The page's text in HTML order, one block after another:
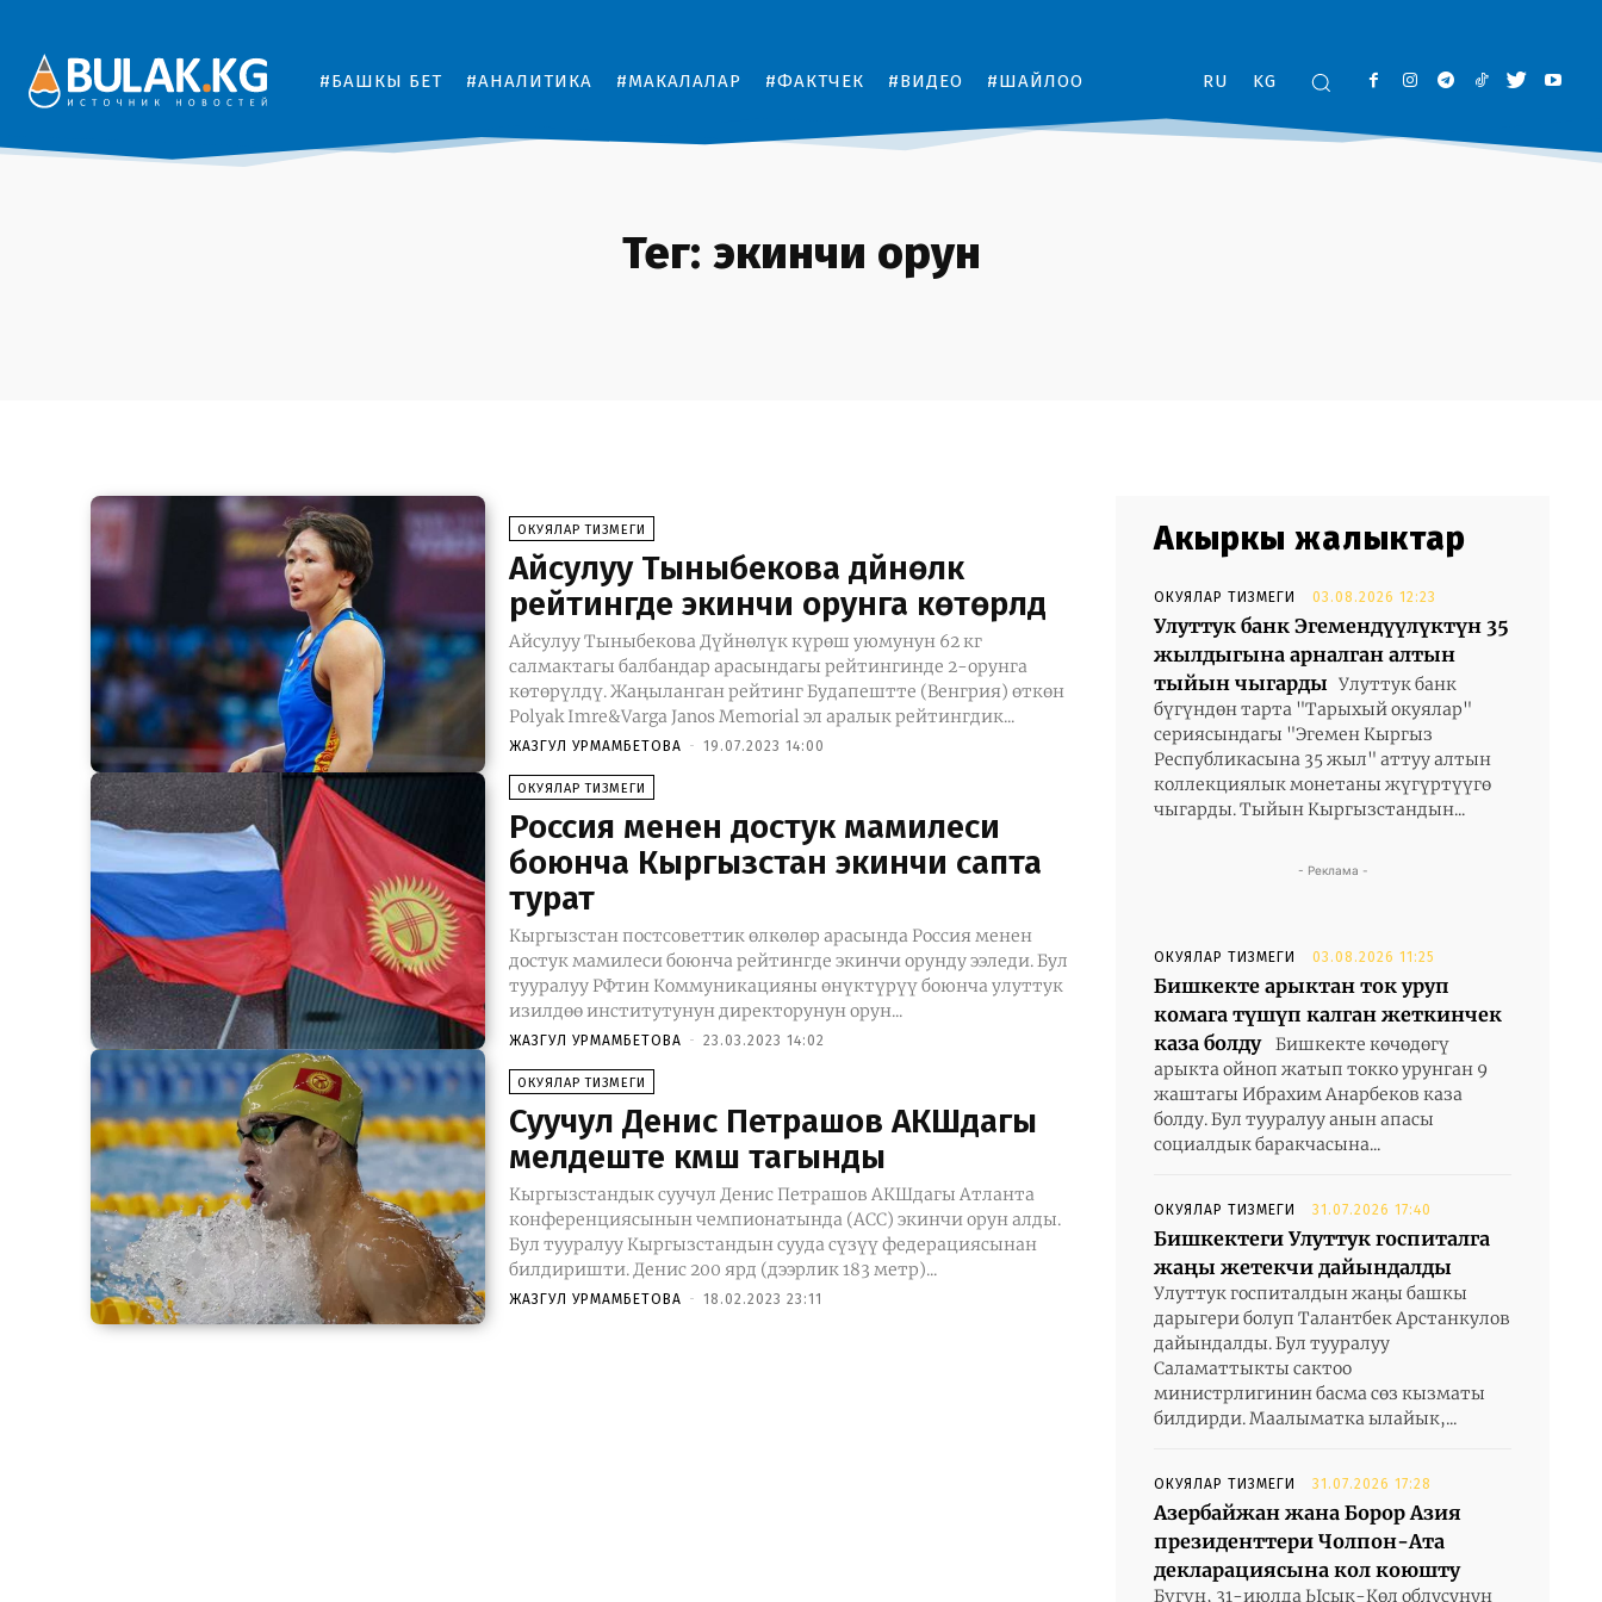
#БАШКЫ БЕТ #АНАЛИТИКА #МАКАЛАЛАР #ФАКТЧЕК #ВИДЕО #ШАЙЛОО RU KG
Тег: экинчи орун
ОКУЯЛАР ТИЗМЕГИ
Айсулуу Тыныбекова дүйнөлүк
рейтингде экинчи орунга көтөрүлдү
Айсулуу Тыныбекова Дүйнөлүк күрөш уюмунун 62 кг
салмактагы балбандар арасындагы рейтингинде 2-орунга
көтөрүлдү. Жаңыланган рейтинг Будапештте (Венгрия) өткөн
Polyak Imre&Varga Janos Memorial эл аралык рейтингдик...
ЖАЗГУЛ УРМАМБЕТОВА - 19.07.2023 14:00
ОКУЯЛАР ТИЗМЕГИ
Россия менен достук мамилеси
боюнча Кыргызстан экинчи сапта
турат
Кыргызстан постсоветтик өлкөлөр арасында Россия менен
достук мамилеси боюнча рейтингде экинчи орунду ээледи. Бул
тууралуу РФтин Коммуникацияны өнүктүрүү боюнча улуттук
изилдөө институтунун директорунун орун...
ЖАЗГУЛ УРМАМБЕТОВА - 23.03.2023 14:02
ОКУЯЛАР ТИЗМЕГИ
Суучул Денис Петрашов АКШдагы
мелдеште күмүш тагынды
Кыргызстандык суучул Денис Петрашов АКШдагы Атланта
конференциясынын чемпионатында (ACC) экинчи орун алды.
Бул тууралуу Кыргызстандын сууда сүзүү федерациясынан
билдиришти. Денис 200 ярд (дээрлик 183 метр)...
ЖАЗГУЛ УРМАМБЕТОВА - 18.02.2023 23:11
Акыркы жаңлыктар
ОКУЯЛАР ТИЗМЕГИ 03.08.2026 12:23
Улуттук банк Эгемендүүлүктүн 35
жылдыгына арналган алтын
тыйын чыгарды Улуттук банк
бүгүндөн тарта "Тарыхый окуялар"
сериясындагы "Эгемен Кыргыз
Республикасына 35 жыл" аттуу алтын
коллекциялык монетаны жүгүртүүгө
чыгарды. Тыйын Кыргызстандын...
- Реклама -
ОКУЯЛАР ТИЗМЕГИ 03.08.2026 11:25
Бишкекте арыктан ток уруп
комага түшүп калган жеткинчек
каза болду
Бишкекте көчөдөгү
арыкта ойноп жатып токко урунган 9
жаштагы Ибрахим Анарбеков каза
болду. Бул тууралуу анын апасы
социалдык баракчасына...
ОКУЯЛАР ТИЗМЕГИ 31.07.2026 17:40
Бишкектеги Улуттук госпиталга
жаңы жетекчи дайындалды
Улуттук госпиталдын жаңы башкы
дарыгери болуп Талантбек Арстанкулов
дайындалды. Бул тууралуу
Саламаттыкты сактоо
министрлигинин басма сөз кызматы
билдирди. Маалыматка ылайык,...
ОКУЯЛАР ТИЗМЕГИ 31.07.2026 17:28
Азербайжан жана Борор Азия
президенттери Чолпон-Ата
декларациясына кол коюшту
Бүгүн, 31-июлда Ысык-Көл облусунун